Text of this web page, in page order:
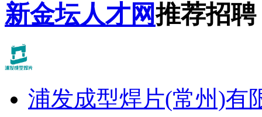
新金坛人才网推荐招聘
浦发成型焊片(常州)有